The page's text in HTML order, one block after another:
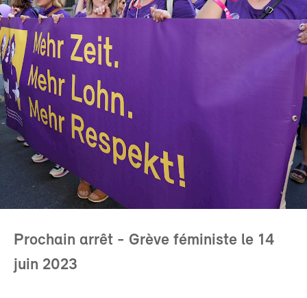
Prochain arrêt - Grève féministe le 14
juin 2023